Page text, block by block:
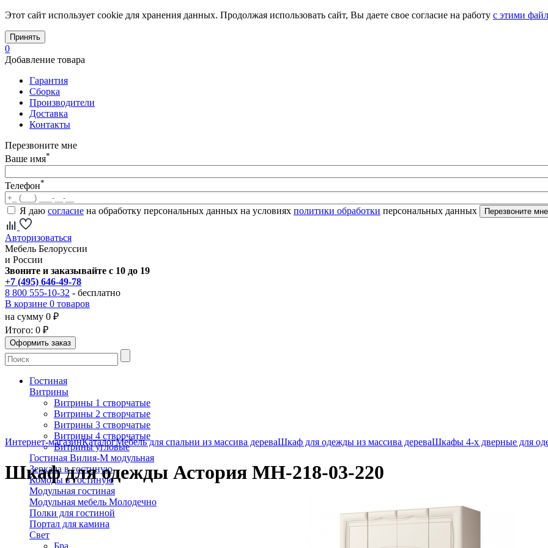
Этот сайт использует cookie для хранения данных. Продолжая использовать сайт, Вы даете свое согласие на работу с этими
Принять
0
Добавление товара
Гарантия
Сборка
Производители
Доставка
Контакты
Перезвоните мне
Ваше имя*
Телефон*
Я даю согласие на обработку персональных данных на условиях политики обработки персональных данных
Авторизоваться
Мебель Белоруссии
и России
Звоните и заказывайте с 10 до 19
+7 (495) 646-49-78
8 800 555-10-32 - бесплатно
В корзине 0 товаров
на сумму 0 ₽
Итого: 0 ₽
Гостиная
Витрины
Витрины 1 створчатые
Витрины 2 створчатые
Витрины 3 створчатые
Витрины 4 створчатые
Витрины угловые
Гостиная Вилия-М модульная
Зеркала в гостиную
Комоды в гостиную
Модульная гостиная
Модульная мебель Молодечно
Полки для гостиной
Портал для камина
Свет
Интернет-магазинКаталогМебель для спальни из массива дереваШкаф для одежды из массива дереваШкафы 4-х дверные для
Шкаф для одежды Астория МН-218-03-220